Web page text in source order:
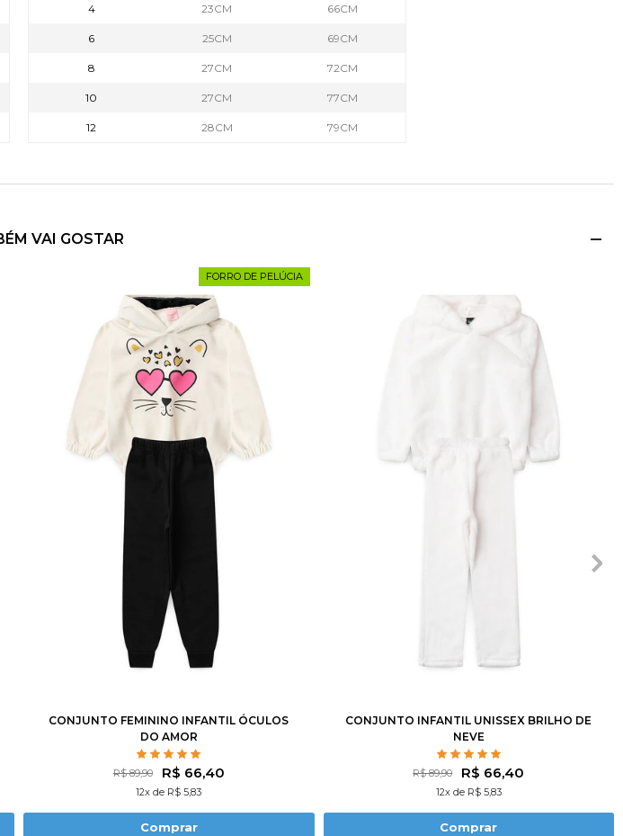
4 23CM 66CM
6 25CM 69CM
8 27CM 72CM
10 27CM 77CM
12 28CM 79CM
VAI GOSTAR
FORRO DE PELÚCIA
CONJUNTO FEMININO INFANTIL ÓCULOS
DO AMOR
R$ 89,90 R$ 66,40
12x de R$ 5,83
Comprar
CONJUNTO INFANTIL UNISSEX BRILHO DE
NEVE
R$ 89,90 R$ 66,40
12x de R$ 5,83
Comprar